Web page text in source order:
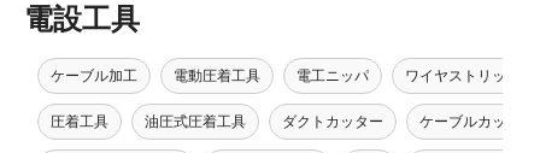
電設工具
ケーブル加工 電動圧着工具 電工ニッパ ワイヤストリッパー
圧着工具 油圧式圧着工具 ダクトカッター ケーブルカッター